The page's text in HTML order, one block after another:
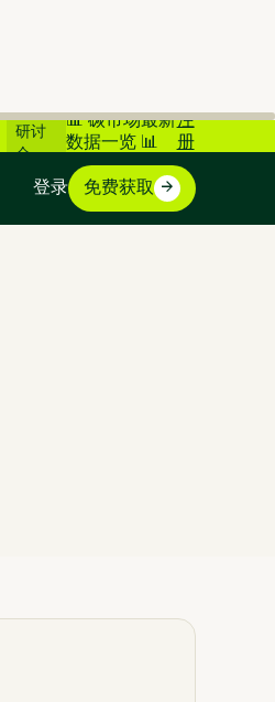
在线
研讨
会
📊 碳市场最新
数据一览 📊
注
册
登录 免费获取